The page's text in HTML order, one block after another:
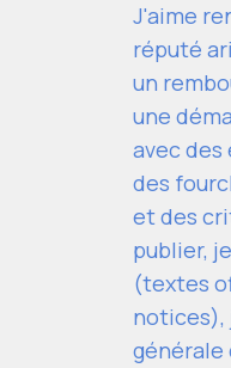
J'aime
réputé
un
une
avec
des
et des
publier,
(textes
notices),
générale